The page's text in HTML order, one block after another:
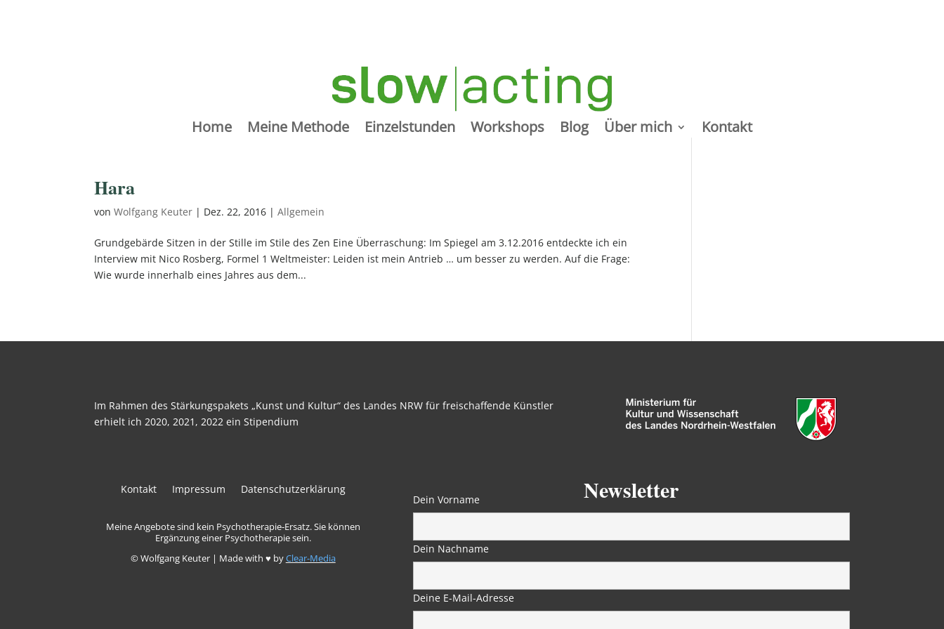
Home Meine Methode Einzelstunden Workshops Blog Über mich Kontakt
Hara
vonWolfgang Keuter | Dez. 22, 2016 |Allgemein
Grundgebärde Sitzen in der Stille im Stile des Zen Eine Überraschung: Im Spiegel am 3.12.2016 entdeckte ich ein
Interview mit Nico Rosberg, Formel 1 Weltmeister: Leiden ist mein Antrieb … um besser zu werden. Auf die Frage:
Wie wurde innerhalb eines Jahres aus dem...
Im Rahmen des Stärkungspakets „Kunst und Kultur“ des Landes NRW für freischaffende Künstler
erhielt ich 2020, 2021, 2022 ein Stipendium
Kontakt Impressum Datenschutzerklärung
Meine Angebote sind kein Psychotherapie-Ersatz. Sie können
Ergänzung einer Psychotherapie sein.
© Wolfgang Keuter | Made with ♥ byClear-Media
Newsletter
Dein Vorname
Dein Nachname
Deine E-Mail-Adresse